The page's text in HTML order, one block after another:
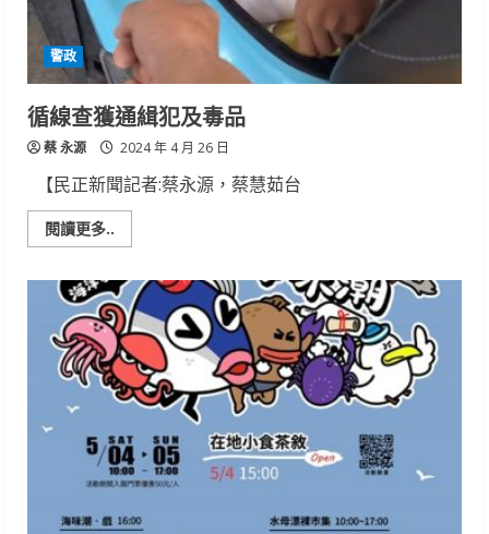
騙」
奏
效，
守
住
市
民
荷
包
警政
循線查獲通緝犯及毒品
蔡 永源 2024 年 4 月 26 日
【民正新聞記者:蔡永源，蔡慧茹台
閱讀更多..
more
線
查
獲
通
緝
犯
及
毒
品